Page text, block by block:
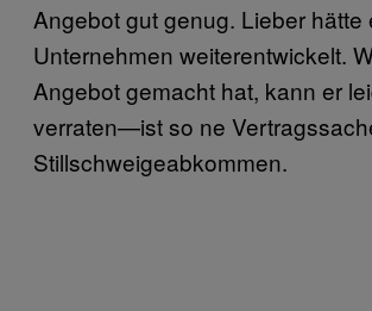
Angebot gut genug. Lieber hätte
Unternehmen weiterentwickelt.
Angebot gemacht hat, kann er
verraten—ist so ne
Stillschweigeabkommen.